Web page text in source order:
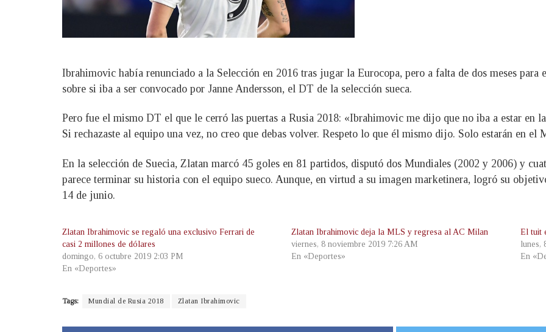
Ibrahimovic había renunciado a la Selección en 2016 tras jugar la Eurocopa, pero a falta de dos meses para
sobre si iba a ser convocado por Janne Andersson, el DT de la selección sueca.
Pero fue el mismo DT el que le cerró las puertas a Rusia 2018: «Ibrahimovic me dijo que no iba a estar en
Si rechazaste al equipo una vez, no creo que debas volver. Respeto lo que él mismo dijo. Solo estarán en
En la selección de Suecia, Zlatan marcó 45 goles en 81 partidos, disputó dos Mundiales (2002 y 2006) y
parece terminar su historia con el equipo sueco. Aunque, en virtud a su imagen marketinera, logró su
14 de junio.
Zlatan Ibrahimovic se regaló una exclusivo Ferrari de
casi 2 millones de dólares
domingo, 6 octubre 2019 2:03 PM
En «Deportes»
Zlatan Ibrahimovic deja la MLS y regresa al AC Milan
viernes, 8 noviembre 2019 7:26 AM
En «Deportes»
El tuit
lunes,
En
Tags: Mundial de Rusia 2018 Zlatan Ibrahimovic